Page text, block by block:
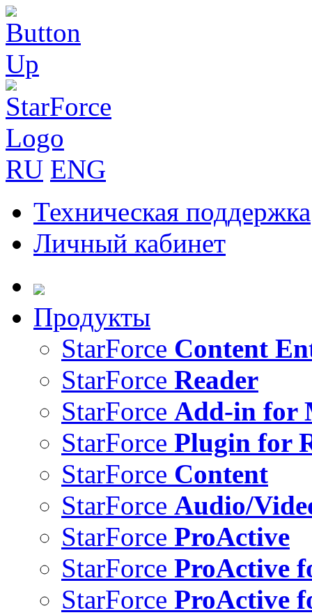
RU ENG
Техническая поддержка
Личный кабинет
Продукты
StarForce Content
StarForce Reader
StarForce Add-in for
StarForce Plugin for
StarForce Content
StarForce Audio/
StarForce ProActive
StarForce ProActive
StarForce ProActive